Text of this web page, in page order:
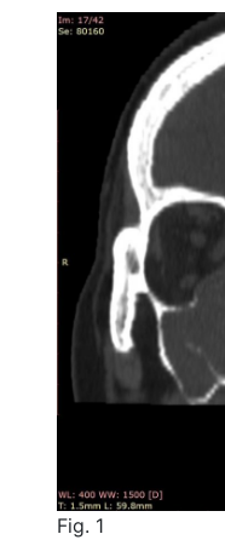
Fig. 1